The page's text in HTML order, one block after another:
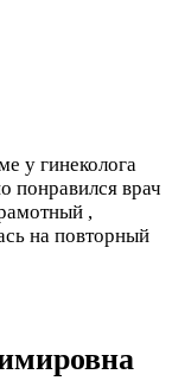
у гинеколога
понравился врач
,
на повторный